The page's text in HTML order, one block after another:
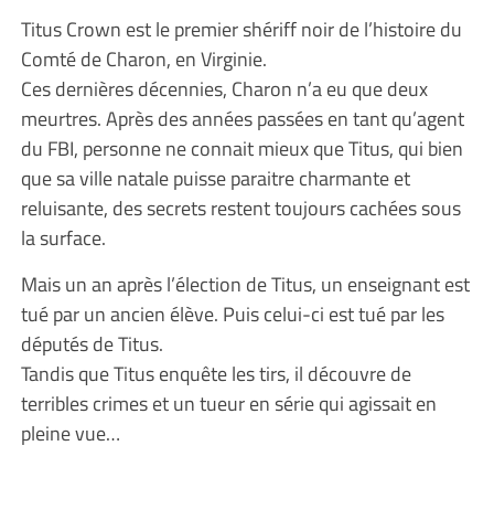
Titus Crown est le premier shériff noir de l’histoire du
Comté de Charon, en Virginie.
Ces dernières décennies, Charon n’a eu que deux
meurtres. Après des années passées en tant qu’agent
du FBI, personne ne connait mieux que Titus, qui bien
que sa ville natale puisse paraitre charmante et
reluisante, des secrets restent toujours cachées sous
la surface.
Mais un an après l’élection de Titus, un enseignant est
tué par un ancien élève. Puis celui-ci est tué par les
députés de Titus.
Tandis que Titus enquête les tirs, il découvre de
terribles crimes et un tueur en série qui agissait en
pleine vue…